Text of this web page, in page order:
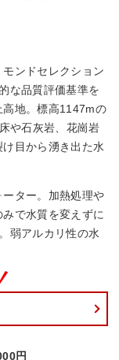
ンドセレクション
な品質評価基準を
高地。標高1147mの
や石灰岩、花崗岩
目から湧き出た水
ター。加熱処理や
で水質を変えずに
弱アルカリ性の水
円